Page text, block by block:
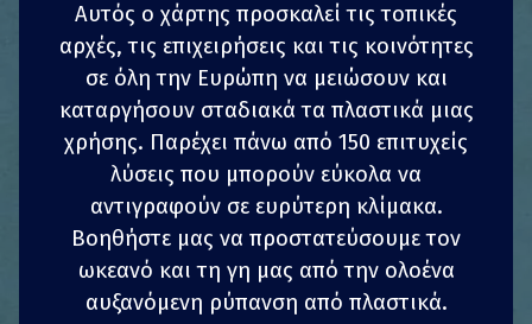
Επιχειρήσεις
Ακτές Βόρειας Θάλασσας
ΤοCup for Cupείναι ένα ανοικτό σύστημα
επιστροφής/επαναχρησιμοποίησης καφέ που
πωλείται σε πακέτο. Προσφέρει λύσεις και
υποστήριξη σε υπηρεσίες τροφοδοσίας
επιχειρήσεων, φεστιβάλ και εκδηλώσεις καθώς
και σε δήμους και κοινότητες που επιθυμούν να
μειώσουν τη χρήση ποτηριών καφέ μιας χρήσης
1 ΚΟΙΝΟΠΟΊΗΣΗ z ΚΟΙΝΟΠΟΊΗΣΗ
4 ΚΟΙΝΟΠΟΊΗΣΗ ΚΟΙΝΟΠΟΊΗΣΗ
Αυτός ο χάρτης προσκαλεί τις τοπικές
αρχές, τις επιχειρήσεις και τις κοινότητες
σε όλη την Ευρώπη να μειώσουν και
καταργήσουν σταδιακά τα πλαστικά μιας
χρήσης. Παρέχει πάνω από 150 επιτυχείς
λύσεις που μπορούν εύκολα να
αντιγραφούν σε ευρύτερη κλίμακα.
Βοηθήστε μας να προστατεύσουμε τον
ωκεανό και τη γη μας από την ολοένα
αυξανόμενη ρύπανση από πλαστικά.
1 ΚΟΙΝΟΠΟΊΗΣΗ z ΚΟΙΝΟΠΟΊΗΣΗ
4 ΚΟΙΝΟΠΟΊΗΣΗ ΚΟΙΝΟΠΟΊΗΣΗ